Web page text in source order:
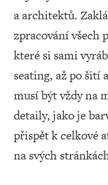
a architektů.
zpracování všech
které si sami
seating, až po šití
musí být vždy na
detaily, jako je
přispět k celkové
na svých